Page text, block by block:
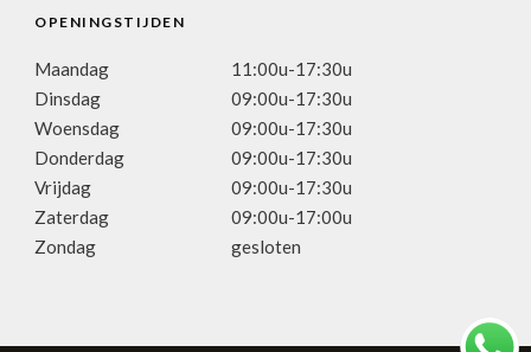
OPENINGSTIJDEN
Maandag
11:00u-17:30u
Dinsdag
09:00u-17:30u
Woensdag
09:00u-17:30u
Donderdag
09:00u-17:30u
Vrijdag
09:00u-17:30u
Zaterdag
09:00u-17:00u
Zondag
gesloten